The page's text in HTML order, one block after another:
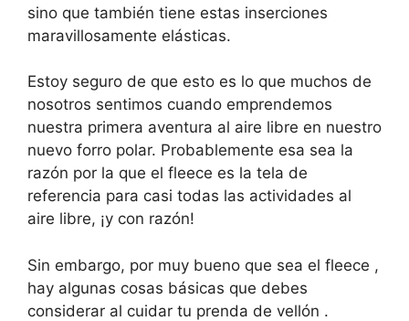
sino que también tiene estas inserciones
maravillosamente elásticas.
Estoy seguro de que esto es lo que muchos de
nosotros sentimos cuando emprendemos
nuestra primera aventura al aire libre en nuestro
nuevo forro polar. Probablemente esa sea la
razón por la que el fleece es la tela de
referencia para casi todas las actividades al
aire libre, ¡y con razón!
Sin embargo, por muy bueno que sea el fleece ,
hay algunas cosas básicas que debes
considerar al cuidar tu prenda de vellón .